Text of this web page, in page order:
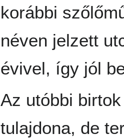
korábbi
néven jelzett
évivel, így jól
Az utóbbi
tulajdona, de